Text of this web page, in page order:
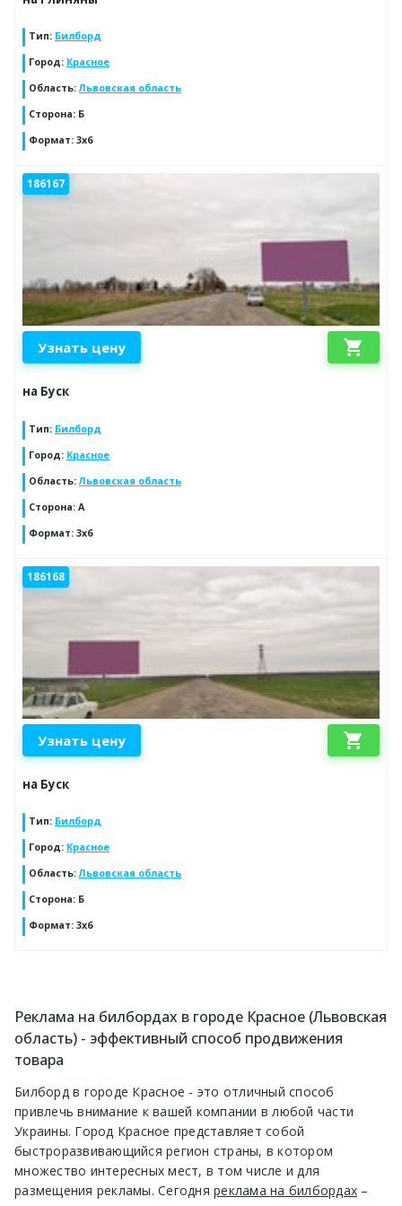
Тип: Билборд
Город: Красное
Область:Львовская область
Сторона: Б
Формат: 3х6
186167
Узнать цену shopping_cart
на Буск
Тип: Билборд
Город: Красное
Область:Львовская область
Сторона: А
Формат: 3х6
186168
Узнать цену shopping_cart
на Буск
Тип: Билборд
Город: Красное
Область:Львовская область
Сторона: Б
Формат: 3х6
Реклама на билбордах в городе Красное (Львовская
область) - эффективный способ продвижения
товара
Билборд в городе Красное - это отличный способ
привлечь внимание к вашей компании в любой части
Украины. Город Красное представляет собой
быстроразвивающийся регион страны, в котором
множество интересных мест, в том числе и для
размещения рекламы. Сегодня реклама на билбордах –